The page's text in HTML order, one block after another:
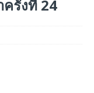
รั้งที่ 24